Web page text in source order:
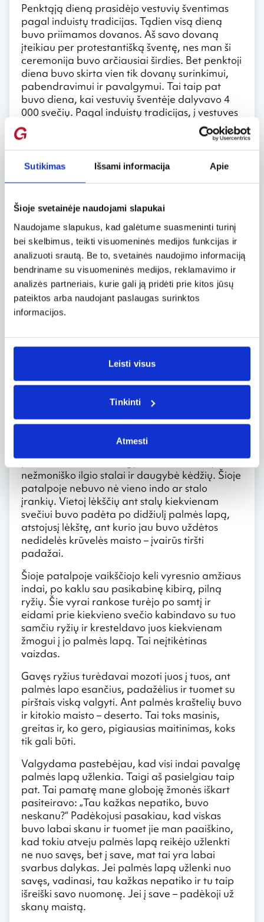
Sutikimas Išsami informacija Apie
Šioje svetainėje naudojami slapukai
Naudojame slapukus, kad galėtume suasmeninti turinį
bei skelbimus, teikti visuomeninės medijos funkcijas ir
analizuoti srautą. Be to, svetainės naudojimo informaciją
bendriname su visuomeninės medijos, reklamavimo ir
analizės partneriais, kurie gali ją pridėti prie kitos jūsų
pateiktos arba naudojant paslaugas surinktos
informacijos.
Leisti visus
Tinkinti
Atmesti
Penktąją dieną prasidėjo vestuvių šventimas
pagal induistų tradicijas. Tądien visą dieną
buvo priimamos dovanos. Aš savo dovaną
įteikiau per protestantišką šventę, nes man ši
ceremonija buvo arčiausiai širdies. Bet penktoji
diena buvo skirta vien tik dovanų surinkimui,
pabendravimui ir pavalgymui. Tai taip pat
buvo diena, kai vestuvių šventėje dalyvavo 4
000 svečių. Pagal induistų tradicijas, į vestuves
reikia kviesti labai tolimus giminaičius – net ir
tuos, kurių nepažįsti.
Visoje Indijoje, taigi ir Madraso mieste,
vestuvėms yra pastatyti specialūs pastatai. Jie
yra milžiniški, viskas čia specialiai suplanuota
prie įėjimo į pastatą visus iki vieno svečio
pasitiko Saros brolis – su visais pasisveikindavęs
ir visiems paspausdavęs ranką.
Pastate buvo kelios salės. Vienoje iš jų visą
dieną grojo gyva tradiciška indiška muzika,
kitoje salėje ant scenos stovėjo jaunieji. Už jų
buvo pastatyta sofa, ant kurios jie dėjo gautas
dovanas. Vaizdas buvo įspūdingas: šioje salėje
nedovanoja. Gavę dovaną jaunieji būtinai su
visais svečiais asmeniškai nusifotografuodavo.
Kartu su jaunaisiais ant scenos stovėjo ir jų
Visgi bemaž įspūdingiausia patirtis tądien buvo
maitinimas. Dar kitoje salėje, kuri buvo
paversta savotiška valgykla, buvo sustatyti
nežmoniško ilgio stalai ir daugybė kėdžių. Šioje
patalpoje nebuvo nė vieno indo ar stalo
įrankių. Vietoj lėkščių ant stalų kiekvienam
svečiui buvo padėta po didžiulį palmės lapą,
atstojusį lėkštę, ant kurio jau buvo uždėtos
nedidelės krūvelės maisto – įvairūs tiršti
padažai.
Šioje patalpoje vaikščiojo keli vyresnio amžiaus
indai, po kaklu sau pasikabinę kibirą, pilną
ryžių. Šie vyrai rankose turėjo po samtį ir
eidami prie kiekvieno svečio kabindavo su tuo
samčiu ryžių ir kresteldavo juos kiekvienam
žmogui į jo palmės lapą. Tai neįtikėtinas
vaizdas.
Gavęs ryžius turėdavai mozoti juos į tuos, ant
palmės lapo esančius, padažėlius ir tuomet su
pirštais viską valgyti. Ant palmės kraštelių buvo
ir kitokio maisto – deserto. Tai toks masinis,
greitas ir, ko gero, pigiausias maitinimas, koks
tik gali būti.
Valgydama pastebėjau, kad visi indai pavalgę
palmės lapą užlenkia. Taigi aš pasielgiau taip
pat. Tai pamatę mane globoję žmonės iškart
pasiteiravo: „Tau kažkas nepatiko, buvo
neskanu?“ Padėkojusi pasakiau, kad viskas
buvo labai skanu ir tuomet jie man paaiškino,
kad tokiu atveju palmės lapą reikėjo užlenkti
ne nuo savęs, bet į save, mat tai yra labai
svarbus dalykas. Jei palmės lapą užlenki nuo
savęs, vadinasi, tau kažkas nepatiko ir tu taip
išreiški savo nuomonę. Jei į save – padėkoji už
skanų maistą.